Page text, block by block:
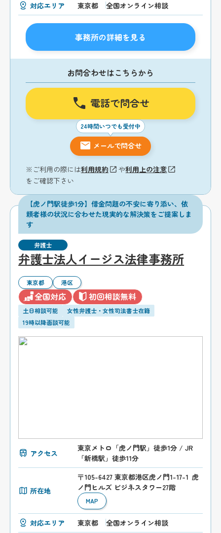
対応エリア 東京都 全国オンライン相談
事務所の詳細を見る
お問合わせはこちらから
電話で問合せ
24時間いつでも受付中
メールで問合せ
※ご利用の際には利用規約 や利用上の注意
をご確認下さい
【虎ノ門駅徒歩1分】借金問題の不安に寄り添い、依
頼者様の状況に合わせた現実的な解決策をご提案しま
す
弁護士
弁護士法人イージス法律事務所
東京都 港区
全国対応 初回相談無料
土日相談可能
女性弁護士・女性司法書士在籍
19時以降面談可能
アクセス
東京メトロ「虎ノ門駅」徒歩1分 / JR
「新橋駅」徒歩11分
所在地
〒105-6427 東京都港区虎ノ門1-17-1 虎
ノ門ヒルズ ビジネスタワー27階
MAP
対応エリア 東京都 全国オンライン相談